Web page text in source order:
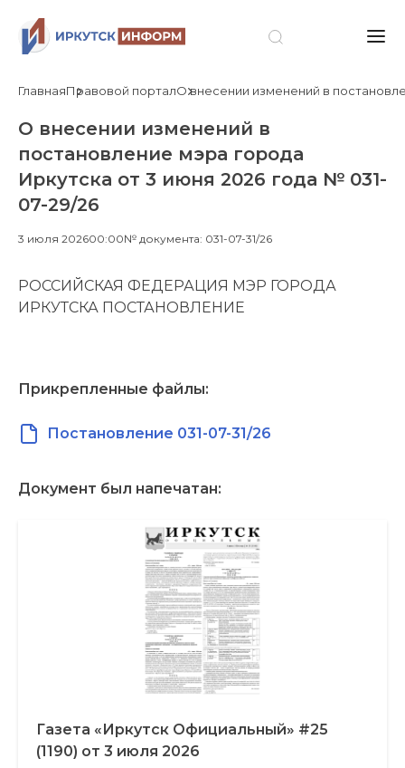
ГлавнаяПравовой порталО внесении изменений в
О внесении изменений в
постановление мэра города
Иркутска от 3 июня 2026 года № 031-
07-29/26
3 июля 202600:00№ документа: 031-07-31/26
РОССИЙСКАЯ ФЕДЕРАЦИЯ МЭР ГОРОДА
ИРКУТСКА ПОСТАНОВЛЕНИЕ
Прикрепленные файлы:
Постановление 031-07-31/26
Документ был напечатан:
Газета «Иркутск Официальный» #25
(1190) от 3 июля 2026